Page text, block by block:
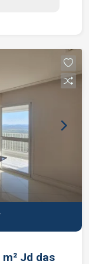
CRECI
(Claro).
Jd das